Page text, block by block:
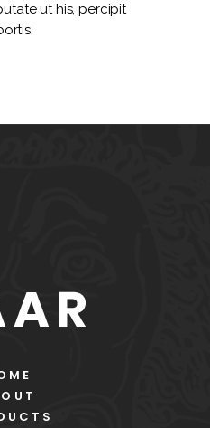
ut his, percipit